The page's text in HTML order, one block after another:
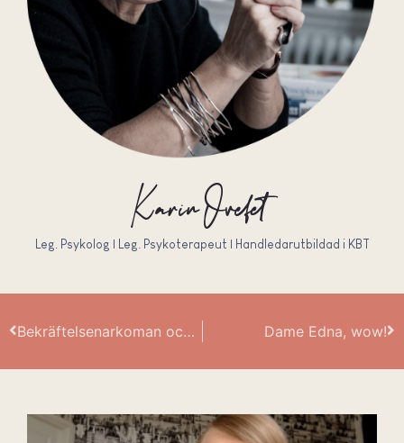
Karin Ovefelt
Leg. Psykolog | Leg. Psykoterapeut | Handledarutbildad i KBT
Bekräftelsenarkoman och kick-torsk! Dame Edna, wow!